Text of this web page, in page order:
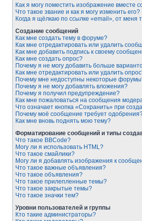
Как я могу поместить изображение вместе
Что такое звание и как я могу изменить его?
Когда я щёлкаю по ссылке «email», от меня
Создание сообщений
Как мне создать тему в форуме?
Как мне отредактировать или удалить
Как мне добавить подпись к своему
Как мне создать опрос?
Почему я не могу добавить больше
Как мне отредактировать или удалить
Почему мне недоступны некоторые
Почему я не могу добавлять вложения?
Почему я получил предупреждение?
Как мне пожаловаться на сообщения
Что означает кнопка «Сохранить» при
Почему моё сообщение требует
Как мне вновь поднять мою тему?
Форматирование сообщений и типы
Что такое BBCode?
Могу ли я использовать HTML?
Что такое смайлики?
Могу ли я добавлять изображения к
Что такое важные объявления?
Что такое объявления?
Что такое прилепленные темы?
Что такое закрытые темы?
Что такое значки тем?
Уровни пользователей и группы
Кто такие администраторы?